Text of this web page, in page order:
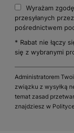
Wyrażam
przesyłanych
pośrednictwem
* Rabat nie łączy
się z wybranymi
Administratorem
związku z wysyłką
temat zasad
znajdziesz w